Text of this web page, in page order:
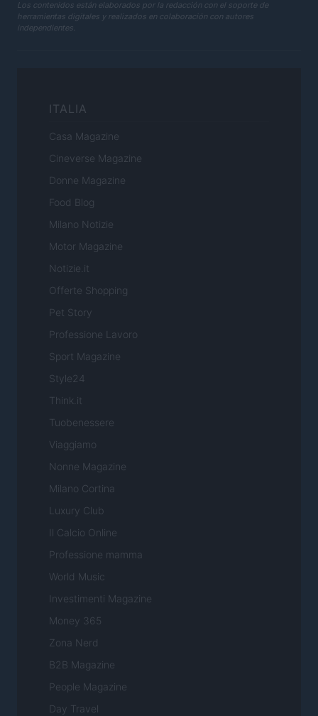
Los contenidos están elaborados por la redacción con el soporte de
herramientas digitales y realizados en colaboración con autores
independientes.
ITALIA
Casa Magazine
Cineverse Magazine
Donne Magazine
Food Blog
Milano Notizie
Motor Magazine
Notizie.it
Offerte Shopping
Pet Story
Professione Lavoro
Sport Magazine
Style24
Think.it
Tuobenessere
Viaggiamo
Nonne Magazine
Milano Cortina
Luxury Club
Il Calcio Online
Professione mamma
World Music
Investimenti Magazine
Money 365
Zona Nerd
B2B Magazine
People Magazine
Day Travel